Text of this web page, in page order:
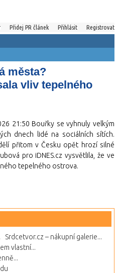
Přidej PR článek Přihlásit Registrovat
města?
vliv tepelného
21:50 Bouřky se vyhnuly velkým
dnech lidé na sociálních sítích.
přitom v Česku opět hrozí silné
pro iDNES.cz vysvětlila, že ve
tepelného ostrova.
Srdcetvor.cz – nákupní galerie...
vlastní...